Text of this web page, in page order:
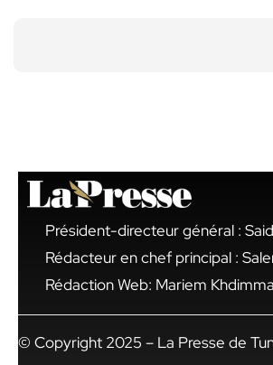
Président-directeur général :
Rédacteur en chef principal :
Rédaction Web: Mariem
© Copyright 2025 – La Presse de